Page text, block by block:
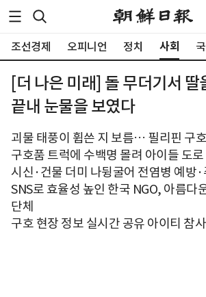
조선경제 오피니언 정치 사회
[더 나은 미래] 돌 무더기서 딸
끝내 눈물을 보였다
괴물 태풍이 휩쓴 지 보름… 필리핀 구
구호품 트럭에 수백명 몰려 아이들 도
시신·건물 더미 나뒹굴어 전염병 예방
SNS로 효율성 높인 한국 NGO, 아름다
단체
구호 현장 정보 실시간 공유 아이티 참